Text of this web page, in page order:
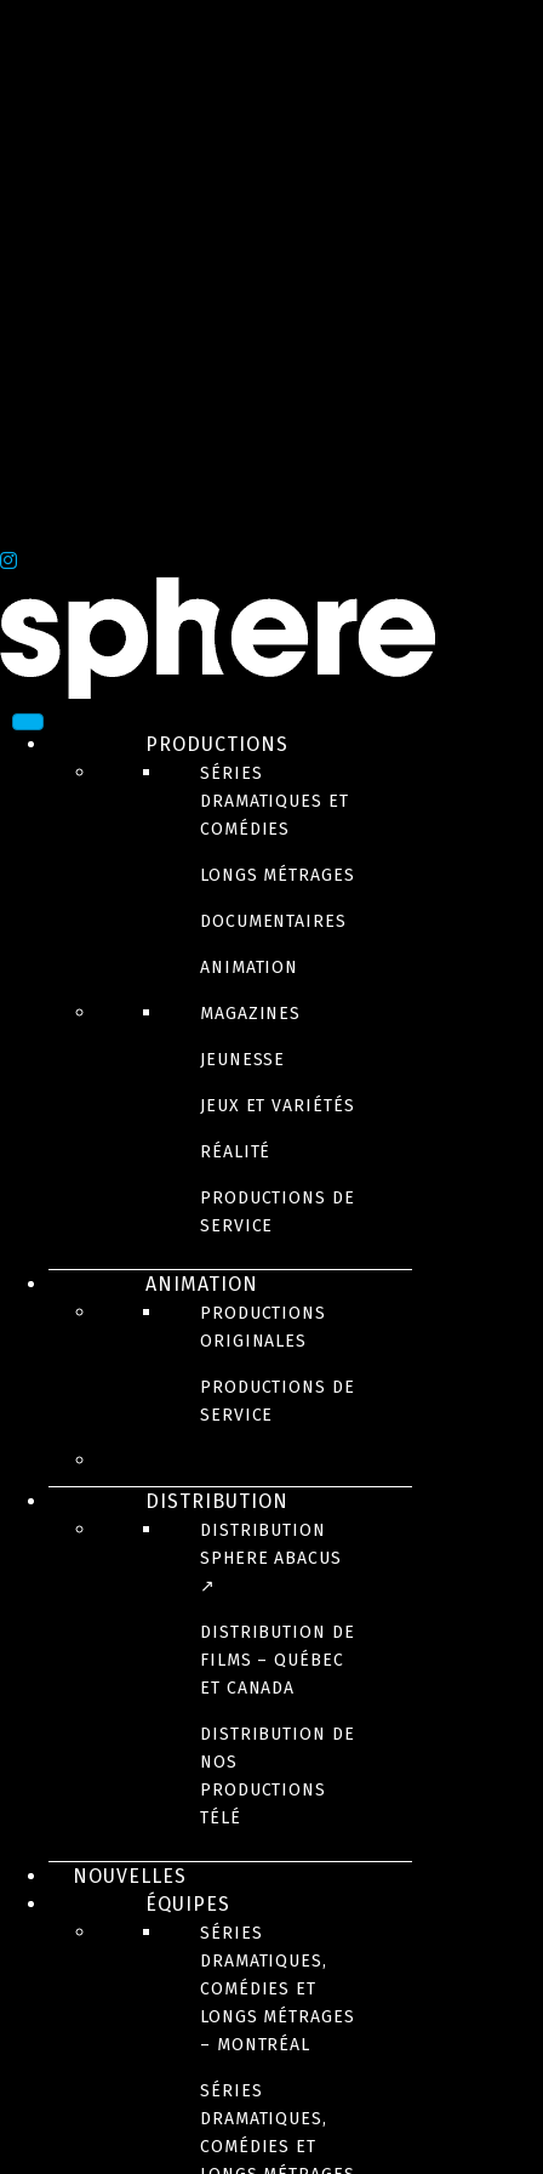
PRODUCTIONS
SÉRIES
DRAMATIQUES ET
COMÉDIES
LONGS MÉTRAGES
DOCUMENTAIRES
ANIMATION
MAGAZINES
JEUNESSE
JEUX ET VARIÉTÉS
RÉALITÉ
PRODUCTIONS DE
SERVICE
ANIMATION
PRODUCTIONS
ORIGINALES
PRODUCTIONS DE
SERVICE
DISTRIBUTION
DISTRIBUTION
SPHERE ABACUS
↗
DISTRIBUTION DE
FILMS – QUÉBEC
ET CANADA
DISTRIBUTION DE
NOS
PRODUCTIONS
TÉLÉ
NOUVELLES
ÉQUIPES
SÉRIES
DRAMATIQUES,
COMÉDIES ET
LONGS MÉTRAGES
– MONTRÉAL
SÉRIES
DRAMATIQUES,
COMÉDIES ET